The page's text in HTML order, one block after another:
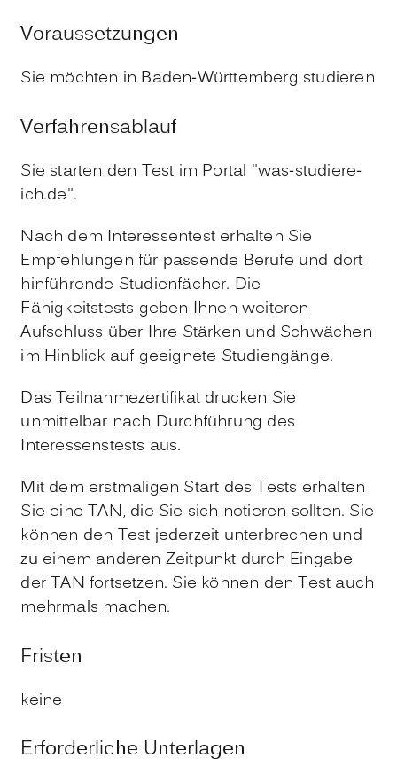
Voraussetzungen
Sie möchten in Baden-Württemberg studieren
Verfahrensablauf
Sie starten den Test im Portal "was-studiere-
ich.de".
Nach dem Interessentest erhalten Sie
Empfehlungen für passende Berufe und dort
hinführende Studienfächer. Die
Fähigkeitstests geben Ihnen weiteren
Aufschluss über Ihre Stärken und Schwächen
im Hinblick auf geeignete Studiengänge.
Das Teilnahmezertifikat drucken Sie
unmittelbar nach Durchführung des
Interessenstests aus.
Mit dem erstmaligen Start des Tests erhalten
Sie eine TAN, die Sie sich notieren sollten. Sie
können den Test jederzeit unterbrechen und
zu einem anderen Zeitpunkt durch Eingabe
der TAN fortsetzen. Sie können den Test auch
mehrmals machen.
Fristen
keine
Erforderliche Unterlagen